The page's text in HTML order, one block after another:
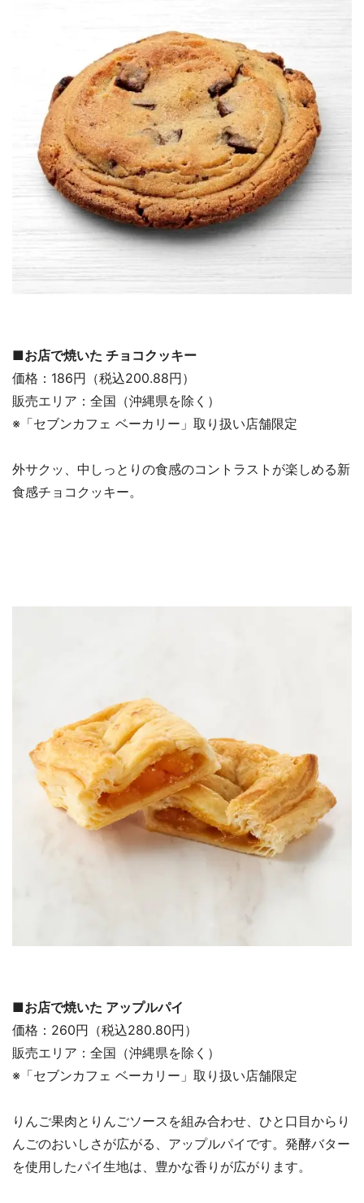
■お店で焼いた チョコクッキー
価格：186円（税込200.88円）
販売エリア：全国（沖縄県を除く）
※「セブンカフェ ベーカリー」取り扱い店舗限定
外サクッ、中しっとりの食感のコントラストが楽しめる新
食感チョコクッキー。
■お店で焼いた アップルパイ
価格：260円（税込280.80円）
販売エリア：全国（沖縄県を除く）
※「セブンカフェ ベーカリー」取り扱い店舗限定
りんご果肉とりんごソースを組み合わせ、ひと口目からり
んごのおいしさが広がる、アップルパイです。発酵バター
を使用したパイ生地は、豊かな香りが広がります。